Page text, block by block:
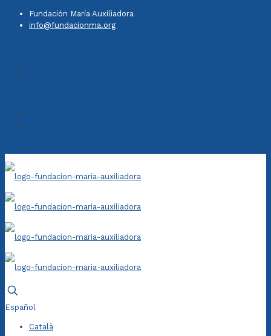
Fundación María Auxiliadora
info@fundacionma.org
Español
Català